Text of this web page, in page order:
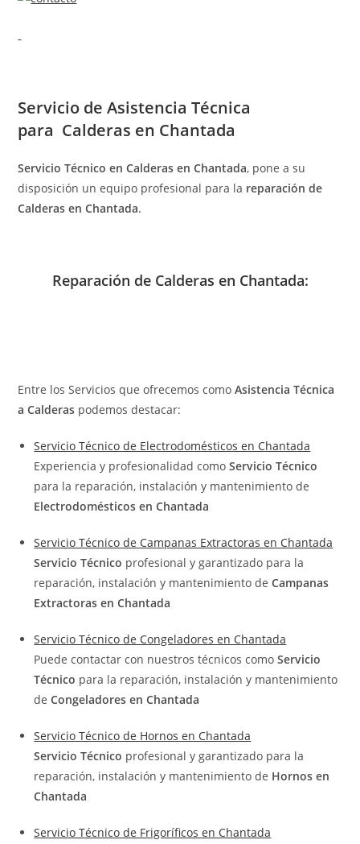
Servicio de Asistencia Técnica
para Calderas en Chantada
Servicio Técnico en Calderas en Chantada, pone a su
disposición un equipo profesional para la reparación de
Calderas en Chantada.
Reparación de Calderas en Chantada:
Entre los Servicios que ofrecemos comoAsistencia Técnica
a Calderas podemos destacar:
Servicio Técnico de Electrodomésticos en Chantada
Experiencia y profesionalidad comoServicio Técnico
para la reparación, instalación y mantenimiento de
Electrodomésticos en Chantada
Servicio Técnico de Campanas Extractoras en Chantada
Servicio Técnico profesional y garantizado para la
reparación, instalación y mantenimiento deCampanas
Extractoras en Chantada
Servicio Técnico de Congeladores en Chantada
Puede contactar con nuestros técnicos como Servicio
Técnico para la reparación, instalación y mantenimiento
deCongeladores en Chantada
Servicio Técnico de Hornos en Chantada
Servicio Técnico profesional y garantizado para la
reparación, instalación y mantenimiento de Hornos en
Chantada
Servicio Técnico de Frigoríficos en Chantada